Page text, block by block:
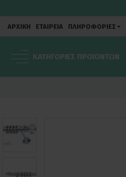
ΑΡΧΙΚΗ ΕΤΑΙΡΕΙΑ ΠΛΗΡΟΦΟΡΙΕΣ
ΚΑΤΗΓΟΡΙΕΣ ΠΡΟΙΟΝΤΩΝ